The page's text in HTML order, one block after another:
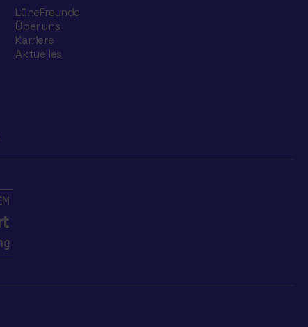
LüneFreunde
Über uns
Karriere
Aktuelles